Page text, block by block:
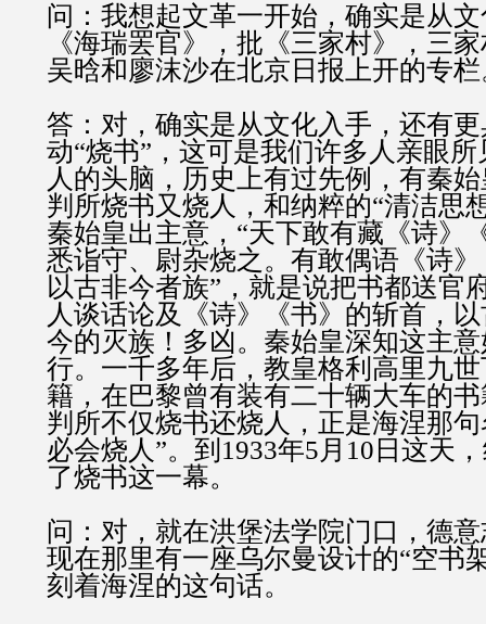
问：我想起文革一开始，确实是从
《海瑞罢官》，批《三家村》，三
吴晗和廖沫沙在北京日报上开的专
答：对，确实是从文化入手，还有
动“烧书”，这可是我们许多人亲眼
人的头脑，历史上有过先例，有秦
判所烧书又烧人，和纳粹的“清洁思
秦始皇出主意，“天下敢有藏《诗》
悉诣守、尉杂烧之。有敢偶语《诗
以古非今者族”，就是说把书都送官
人谈话论及《诗》《书》的斩首，
今的灭族！多凶。秦始皇深知这主
行。一千多年后，教皇格利高里九
籍，在巴黎曾有装有二十辆大车的
判所不仅烧书还烧人，正是海涅那
必会烧人”。到1933年5月10日这天
了烧书这一幕。
问：对，就在洪堡法学院门口，德
现在那里有一座乌尔曼设计的“空书
刻着海涅的这句话。